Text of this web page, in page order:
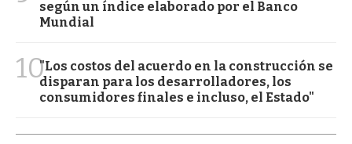
según un índice elaborado por el Banco
Mundial
10"Los costos del acuerdo en la construcción se
disparan para los desarrolladores, los
consumidores finales e incluso, el Estado"